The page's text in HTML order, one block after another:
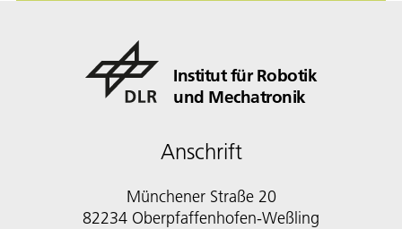
Institut für Robotik
und Mechatronik
Anschrift
Münchener Straße 20
82234 Oberpfaffenhofen-Weßling